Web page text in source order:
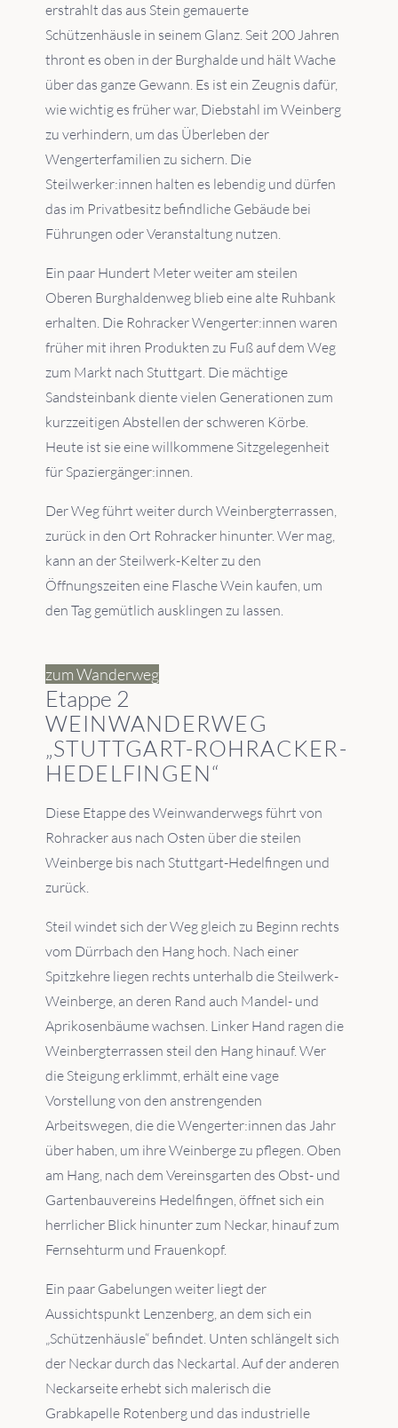
erstrahlt das aus Stein gemauerte
Schützenhäusle in seinem Glanz. Seit 200 Jahren
thront es oben in der Burghalde und hält Wache
über das ganze Gewann. Es ist ein Zeugnis dafür,
wie wichtig es früher war, Diebstahl im Weinberg
zu verhindern, um das Überleben der
Wengerterfamilien zu sichern. Die
Steilwerker:innen halten es lebendig und dürfen
das im Privatbesitz befindliche Gebäude bei
Führungen oder Veranstaltung nutzen.
Ein paar Hundert Meter weiter am steilen
Oberen Burghaldenweg blieb eine alte Ruhbank
erhalten. Die Rohracker Wengerter:innen waren
früher mit ihren Produkten zu Fuß auf dem Weg
zum Markt nach Stuttgart. Die mächtige
Sandsteinbank diente vielen Generationen zum
kurzzeitigen Abstellen der schweren Körbe.
Heute ist sie eine willkommene Sitzgelegenheit
für Spaziergänger:innen.
Der Weg führt weiter durch Weinbergterrassen,
zurück in den Ort Rohracker hinunter. Wer mag,
kann an der Steilwerk-Kelter zu den
Öffnungszeiten eine Flasche Wein kaufen, um
den Tag gemütlich ausklingen zu lassen.
zum Wanderweg
Etappe 2
WEINWANDERWEG
„STUTTGART-ROHRACKER-
HEDELFINGEN“
Diese Etappe des Weinwanderwegs führt von
Rohracker aus nach Osten über die steilen
Weinberge bis nach Stuttgart-Hedelfingen und
zurück.
Steil windet sich der Weg gleich zu Beginn rechts
vom Dürrbach den Hang hoch. Nach einer
Spitzkehre liegen rechts unterhalb die Steilwerk-
Weinberge, an deren Rand auch Mandel- und
Aprikosenbäume wachsen. Linker Hand ragen die
Weinbergterrassen steil den Hang hinauf. Wer
die Steigung erklimmt, erhält eine vage
Vorstellung von den anstrengenden
Arbeitswegen, die die Wengerter:innen das Jahr
über haben, um ihre Weinberge zu pflegen. Oben
am Hang, nach dem Vereinsgarten des Obst- und
Gartenbauvereins Hedelfingen, öffnet sich ein
herrlicher Blick hinunter zum Neckar, hinauf zum
Fernsehturm und Frauenkopf.
Ein paar Gabelungen weiter liegt der
Aussichtspunkt Lenzenberg, an dem sich ein
„Schützenhäusle“ befindet. Unten schlängelt sich
der Neckar durch das Neckartal. Auf der anderen
Neckarseite erhebt sich malerisch die
Grabkapelle Rotenberg und das industrielle